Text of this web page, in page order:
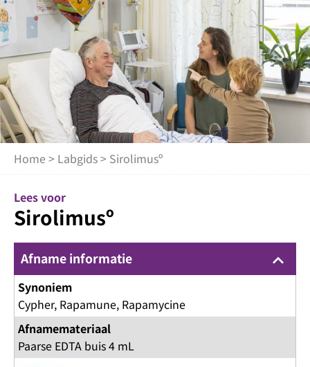
Home > Labgids> Sirolimusº
Lees voor
Sirolimusº
Afname informatie keyboard_arrow_up
Synoniem
Cypher, Rapamune, Rapamycine
Afnamemateriaal
Paarse EDTA buis 4 mL